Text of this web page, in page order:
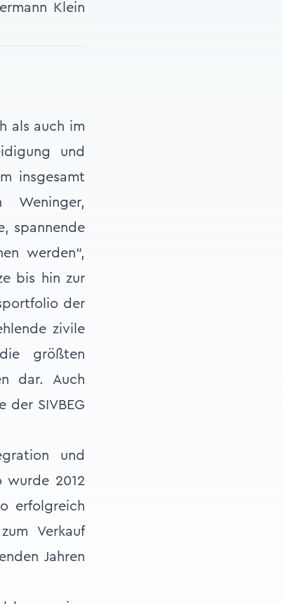
Klein
als auch im
und
insgesamt
Weninger,
spannende
werden“,
bis hin zur
der
zivile
größten
dar. Auch
der SIVBEG
und
wurde 2012
erfolgreich
Verkauf
Jahren